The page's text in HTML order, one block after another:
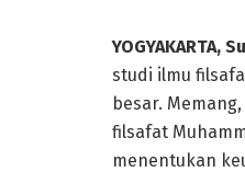
YOGYAKARTA,
studi ilmu
besar.
filsafat
menentukan